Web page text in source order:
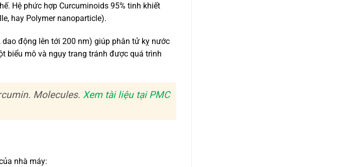
Hệ phức hợp Curcuminoids 95% tinh khiết
hay Polymer nanoparticle).
, dao động lên tới 200 nm) giúp phân tử kỵ nước
biểu mô và ngụy trang tránh được quá trình
Molecules. Xem tài liệu tại PMC
nhà máy: